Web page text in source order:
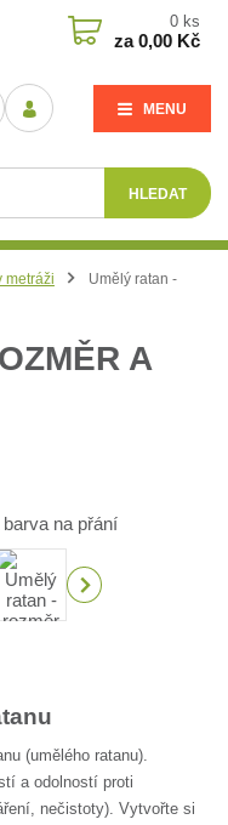
MENU
HLEDAT
0 ks
za0,00 Kč
metráži
Umělý ratan -
A
(umělého ratanu).
a odolností proti
nečistoty). Vytvořte si